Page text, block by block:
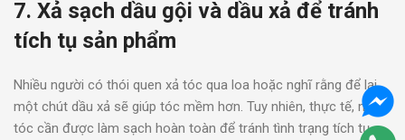
7. Xả sạch dầu gội và dầu xả để tránh
tích tụ sản phẩm
Nhiều người có thói quen xả tóc qua loa hoặc nghĩ rằng để lại
một chút dầu xả sẽ giúp tóc mềm hơn. Tuy nhiên, thực tế, mái
tóc cần được làm sạch hoàn toàn để tránh tình trạng tích tụ